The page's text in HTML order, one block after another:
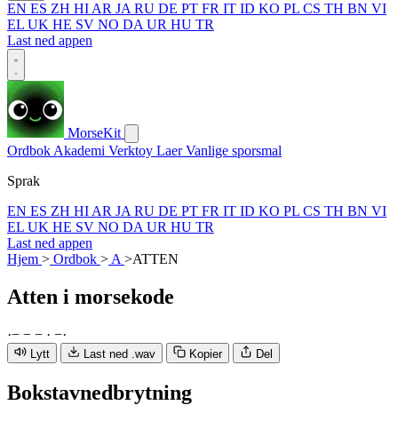
EN ES ZH HI AR JA RU DE PT FR IT ID KO PL CS TH BN VI
EL UK HE SV NO DA UR HU TR
Last ned appen
MorseKit
Ordbok Akademi Verktoy LaerVanlige sporsmal
Sprak
EN ES ZH HI AR JA RU DE PT FR IT ID KO PL CS TH BN VI
EL UK HE SV NO DA UR HU TR
Last ned appen
Hjem > Ordbok > A >ATTEN
Atten i morsekode
·− − − · −·
Lytt Last ned .wav Kopier Del
Bokstavnedbrytning